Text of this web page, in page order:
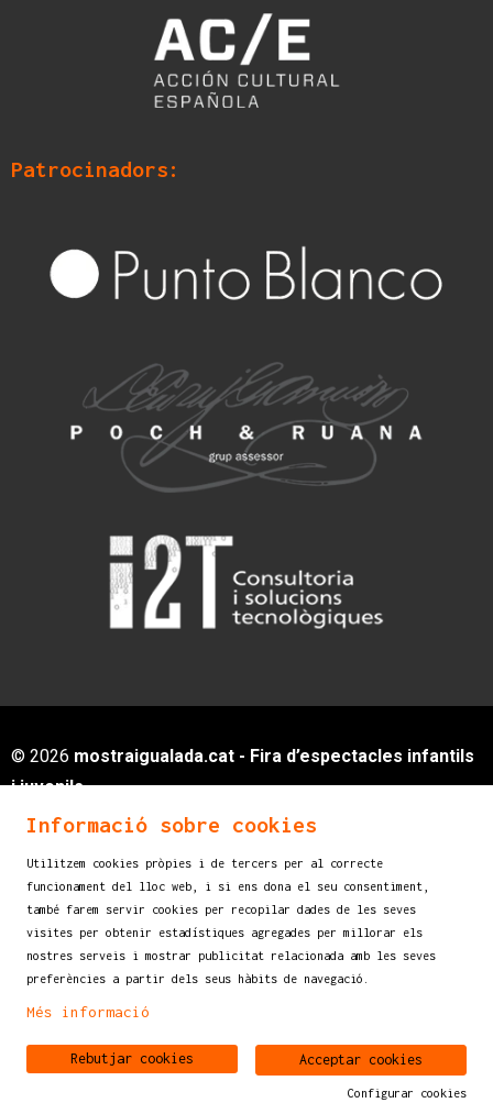
Patrocinadors:
© 2026 mostraigualada.cat - Fira d’espectacles infantils
i juvenils
Servei de Cultura - Ajuntament d'Igualada
08700 IGUALADA (Barcelona)
info@mostraigualada.cat
Sitemap Avís legal | Ús de Cookies
Contacte
Link a instagram
Link a youtube
Informació sobre cookies
Utilitzem cookies pròpies i de tercers per al correcte
funcionament del lloc web, i si ens dona el seu consentiment,
també farem servir cookies per recopilar dades de les seves
visites per obtenir estadístiques agregades per millorar els
nostres serveis i mostrar publicitat relacionada amb les seves
preferències a partir dels seus hàbits de navegació.
Més informació
Acceptar cookies
Rebutjar cookies
Configurar cookies